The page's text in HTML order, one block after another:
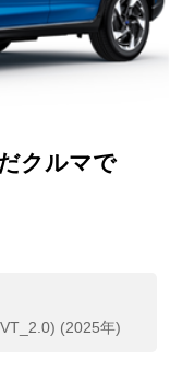
クルマで
(2025年)